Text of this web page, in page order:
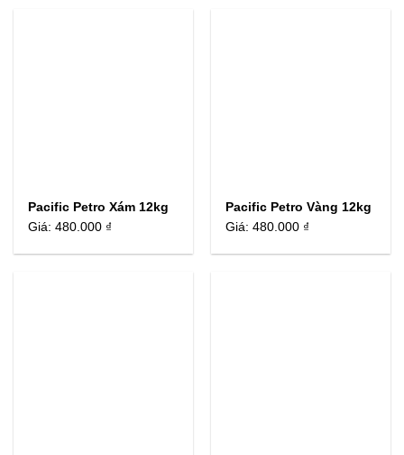
Pacific Petro Xám 12kg
Giá:480.000 ₫
Pacific Petro Vàng 12kg
Giá:480.000 ₫